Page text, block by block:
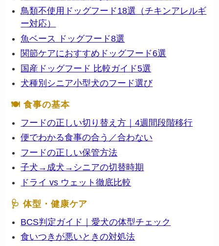
鳥類不使用ドッグフード18選（チキンアレルギ
ー対応）
魚ベース ドッグフード8選
関節ケアにおすすめドッグフード6選
国産ドッグフード 比較ガイド5選
犬種別シニア小型犬のフード選び
🍽 食事の基本
フードの正しい切り替え方｜4週間段階移行
便でわかる食事の合う／合わない
フードの正しい保管方法
子犬→成犬→シニアの切替時期
ドライ vs ウェット徹底比較
🩺 体型・健康ケア
BCS判定ガイド｜愛犬の体型チェック
食いつきが悪いときの対処法